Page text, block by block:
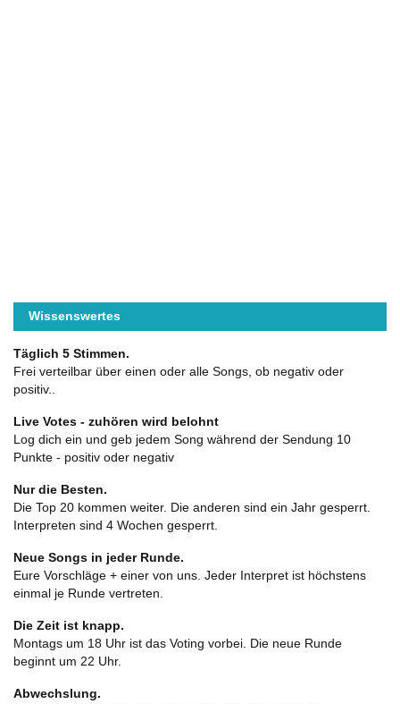
Wissenswertes
Täglich 5 Stimmen.
Frei verteilbar über einen oder alle Songs, ob negativ oder
positiv..
Live Votes - zuhören wird belohnt
Log dich ein und geb jedem Song während der Sendung 10
Punkte - positiv oder negativ
Nur die Besten.
Die Top 20 kommen weiter. Die anderen sind ein Jahr gesperrt.
Interpreten sind 4 Wochen gesperrt.
Neue Songs in jeder Runde.
Eure Vorschläge + einer von uns. Jeder Interpret ist höchstens
einmal je Runde vertreten.
Die Zeit ist knapp.
Montags um 18 Uhr ist das Voting vorbei. Die neue Runde
beginnt um 22 Uhr.
Abwechslung.